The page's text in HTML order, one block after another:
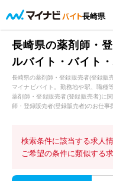
長崎県
長崎県の薬剤師・
ルバイト・バイト
長崎県の薬剤師・登録販売者(登録販
マイナビバイト。勤務地や駅、職種
薬剤師・登録販売者(登録販売者)に
師・登録販売者(登録販売者)のお仕事
検索条件に該当する求人
ご希望の条件に類似する